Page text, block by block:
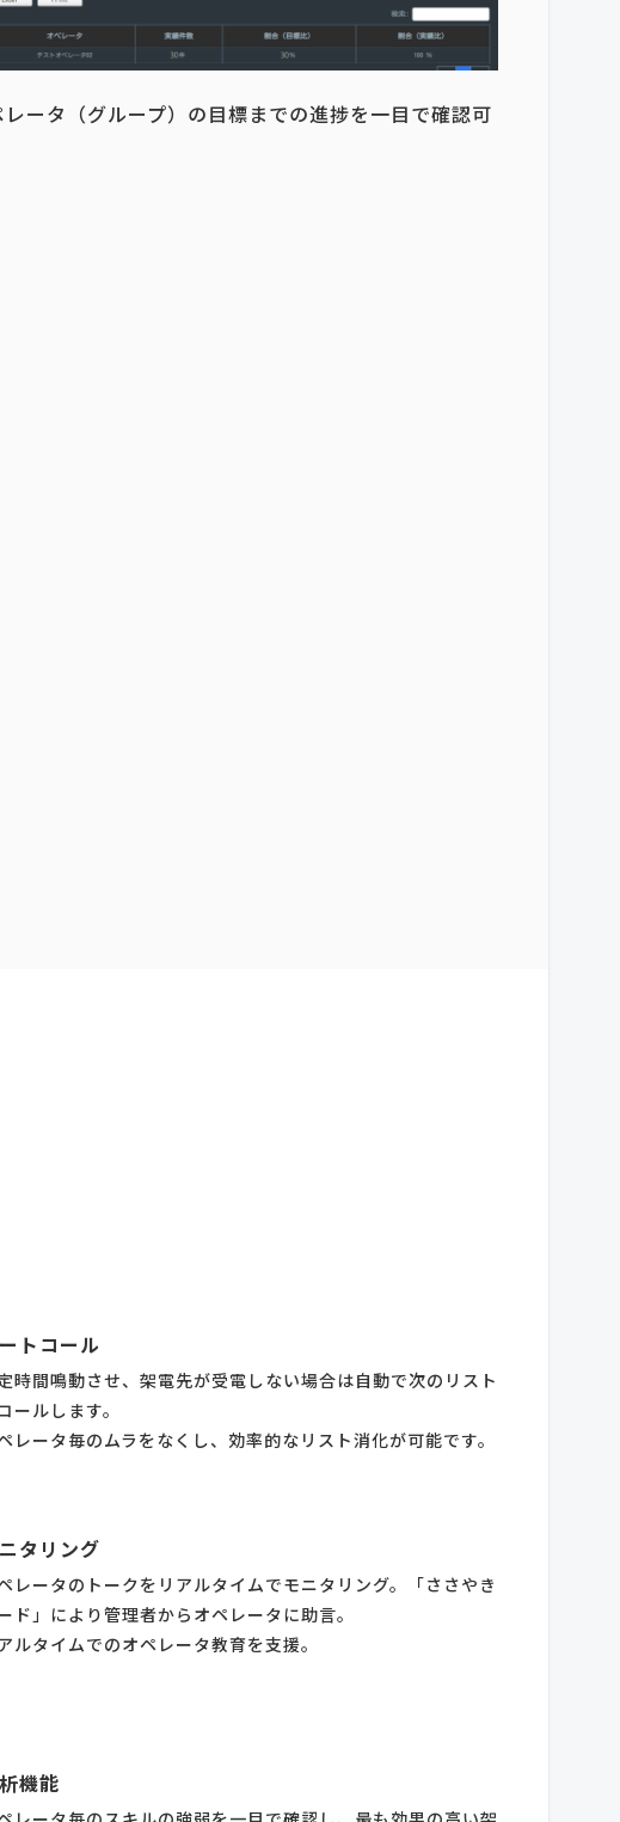
ータ（グループ）の目標までの進捗を一目で確認可
トコール
時間鳴動させ、架電先が受電しない場合は自動で次のリスト
ールします。
レータ毎のムラをなくし、効率的なリスト消化が可能です。
タリング
レータのトークをリアルタイムでモニタリング。「ささやき
ド」により管理者からオペレータに助言。
ルタイムでのオペレータ教育を支援。
機能